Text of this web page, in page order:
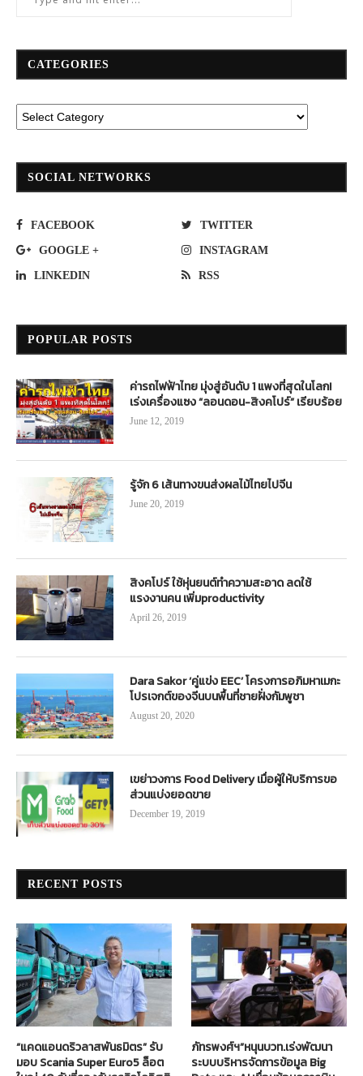
CATEGORIES
SOCIAL NETWORKS
FACEBOOK TWITTER
GOOGLE + INSTAGRAM
LINKEDIN RSS
POPULAR POSTS
ค่ารถไฟฟ้าไทย มุ่งสู่อันดับ 1 แพงที่สุดในโลก!
เร่งเครื่องแซง “ลอนดอน-สิงคโปร์” เรียบร้อย
June 12, 2019
รู้จัก 6 เส้นทางขนส่งผลไม้ไทยไปจีน
June 20, 2019
สิงคโปร์ ใช้หุ่นยนต์ทำความสะอาด ลดใช้
แรงงานคน เพิ่มproductivity
April 26, 2019
Dara Sakor ‘คู่แข่ง EEC’ โครงการอภิมหาเมกะ
โปรเจกต์ของจีนบนพื้นที่ชายฝั่งกัมพูชา
August 20, 2020
เขย่าวงการ Food Delivery เมื่อผู้ให้บริการขอ
ส่วนแบ่งยอดขาย
December 19, 2019
RECENT POSTS
“แคดแอนดริวลาสพันธมิตร” รับ
มอบ Scania Super Euro5 ล็อต
ภัทรพงศ์ฯ”หนุนบวท.เร่งพัฒนา
ระบบบริหารจัดการข้อมูล Big